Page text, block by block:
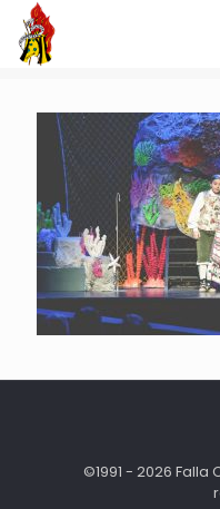
©1991 - 2026